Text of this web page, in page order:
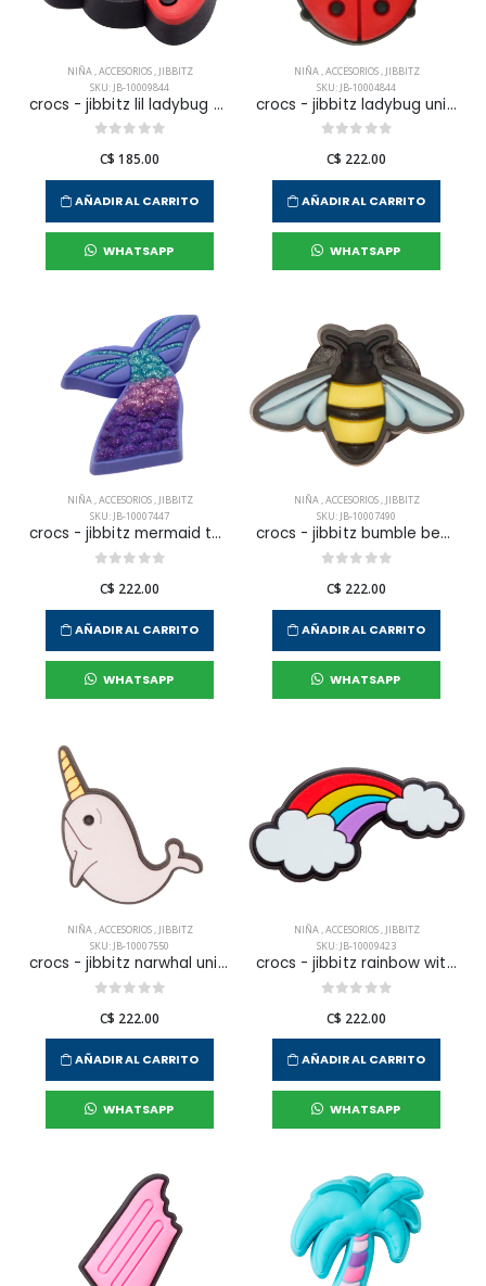
NIÑA,ACCESORIOS, JIBBITZ
SKU: JB-10009844
crocs - jibbitz lil ladybug unisex
C$ 185.00
AÑADIR AL CARRITO
WHATSAPP
NIÑA,ACCESORIOS, JIBBITZ
SKU: JB-10004844
crocs - jibbitz ladybug unisex
C$ 222.00
AÑADIR AL CARRITO
WHATSAPP
NIÑA,ACCESORIOS, JIBBITZ
SKU: JB-10007447
crocs - jibbitz mermaid tail unisex
C$ 222.00
AÑADIR AL CARRITO
WHATSAPP
NIÑA,ACCESORIOS, JIBBITZ
SKU: JB-10007490
crocs - jibbitz bumble bee unisex
C$ 222.00
AÑADIR AL CARRITO
WHATSAPP
NIÑA,ACCESORIOS, JIBBITZ
SKU: JB-10007550
crocs - jibbitz narwhal unisex
C$ 222.00
AÑADIR AL CARRITO
WHATSAPP
NIÑA,ACCESORIOS, JIBBITZ
SKU: JB-10009423
crocs - jibbitz rainbow with clouds unisex
C$ 222.00
AÑADIR AL CARRITO
WHATSAPP